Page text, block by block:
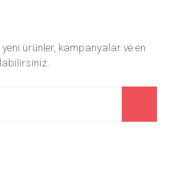
ürünler, kampanyalar ve en